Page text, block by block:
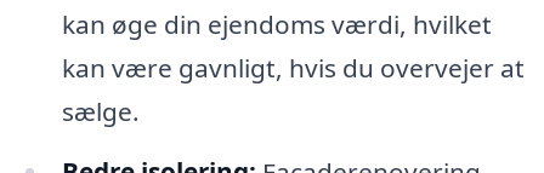
kan øge din ejendoms værdi, hvilket
kan være gavnligt, hvis du overvejer at
sælge.